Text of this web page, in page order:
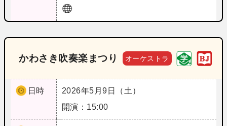
かわさき吹奏楽まつり オーケストラ
日時
2026年5月9日（土）
開演：15:00